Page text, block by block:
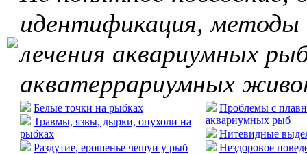
идентификация, методы
лечения аквариумных
акватеррариумных
Белые точки на рыбках
Травмы, язвы, дырки, опухоли на
рыбках
Раздутие, ерошенье чешуи у рыб
Проблемы с
аквариумных рыб
Нитевидные
Нездоровое